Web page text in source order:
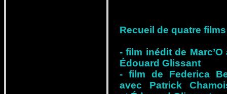
Recueil de quatre films
- film inédit de Marc’O
Édouard Glissant
- film de Federica
avec Patrick